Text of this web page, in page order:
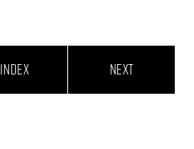
INDEX NEXT